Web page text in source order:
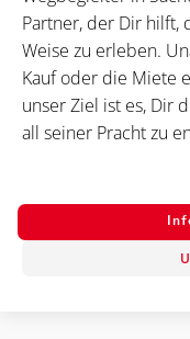
Partner, der Dir hilft,
Weise zu erleben.
Kauf oder die Miete
unser Ziel ist es, Dir
all seiner Pracht zu